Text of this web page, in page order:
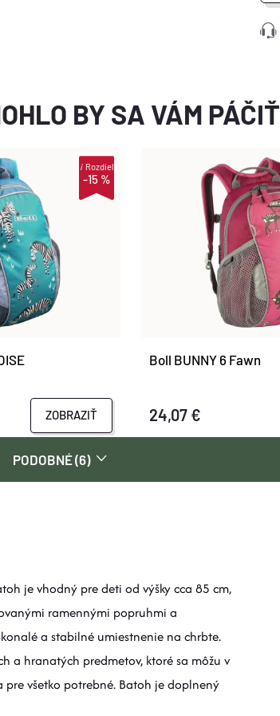
BY SA VÁM PÁČIŤ
-15 %
iRozdiel
ZOBRAZIŤ
Boll BUNNY 6 Fawn
24,07 €
PODOBNÉ (6)
je vhodný pre deti od výšky cca 85 cm,
ramennými popruhmi a
a stabilné umiestnenie na chrbte.
a hranatých predmetov, ktoré sa môžu v
všetko potrebné. Batoh je doplnený